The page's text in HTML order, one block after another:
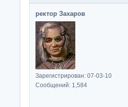
ректор Захаров
Зарегистрирован: 07-03-10
Сообщений: 1,584